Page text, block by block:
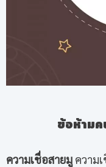
ข้อห้าม
ความเชื่อสายมู ความ